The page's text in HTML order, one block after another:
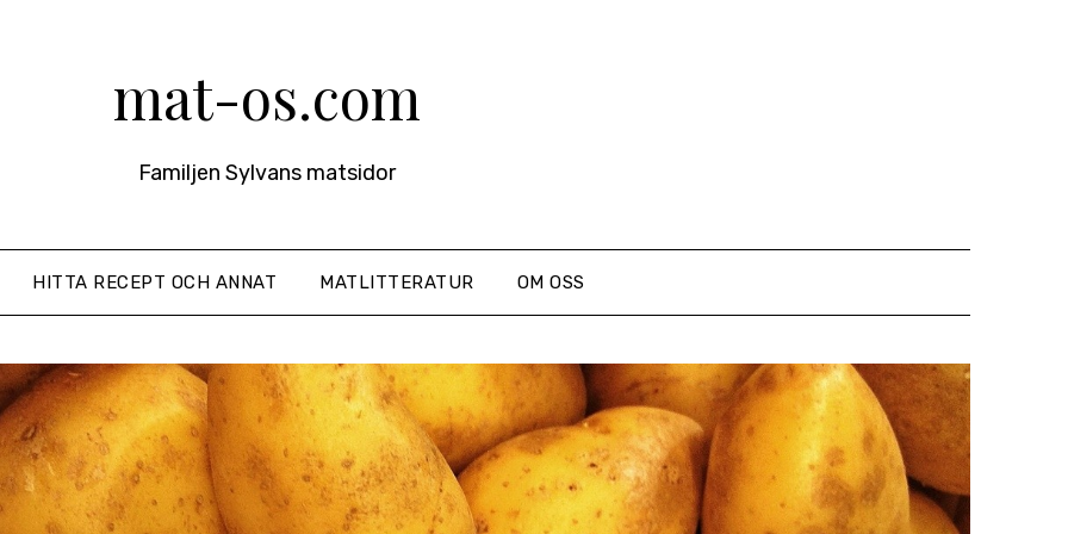
mat-os.com
Familjen Sylvans matsidor
HITTA RECEPT OCH ANNAT MATLITTERATUR OM OSS